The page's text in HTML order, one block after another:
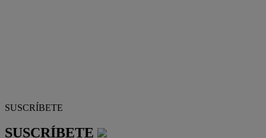
SUSCRÍBETE
SUSCRÍBETE